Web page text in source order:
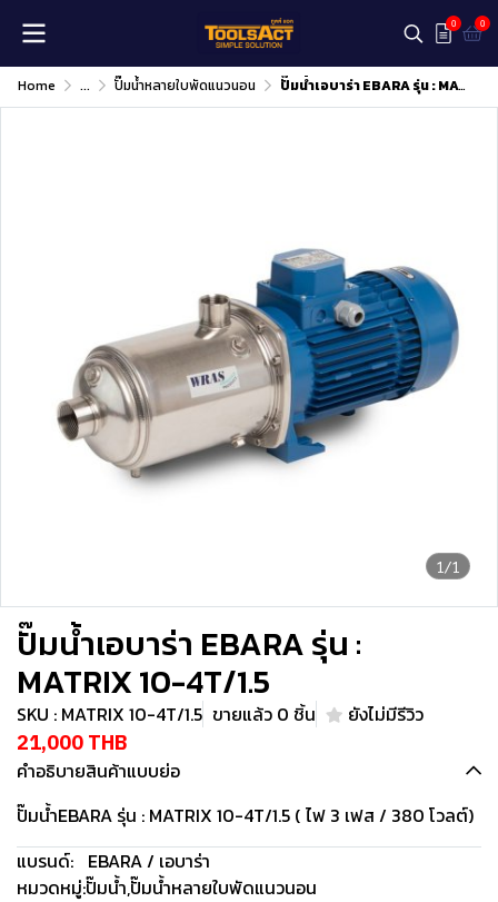
0 0
Home ... ปั๊มน้ำหลายใบพัดแนวนอน ปั๊มน้ำเอบาร่า EBARA รุ่น : MATRIX 10-4T/1.5
1/1
ปั๊มน้ำเอบาร่า EBARA รุ่น :
MATRIX 10-4T/1.5
SKU : MATRIX 10-4T/1.5 ขายแล้ว 0 ชิ้น ยังไม่มีรีวิว
21,000 THB
คำอธิบายสินค้าแบบย่อ
ปั๊มน้ำEBARA รุ่น : MATRIX 10-4T/1.5 ( ไฟ 3 เฟส / 380 โวลต์)
แบรนด์: EBARA / เอบาร่า
หมวดหมู่:ปั๊มน้ำ,ปั๊มน้ำหลายใบพัดแนวนอน